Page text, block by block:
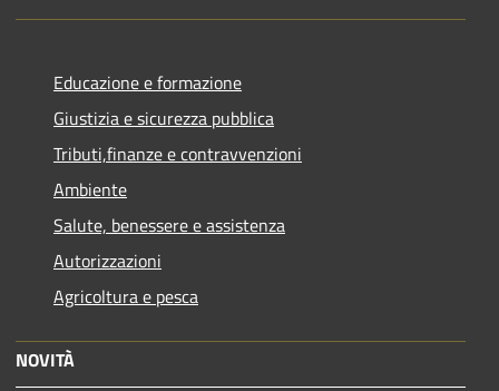
Educazione e formazione
Giustizia e sicurezza pubblica
Tributi,finanze e contravvenzioni
Ambiente
Salute, benessere e assistenza
Autorizzazioni
Agricoltura e pesca
NOVITÀ